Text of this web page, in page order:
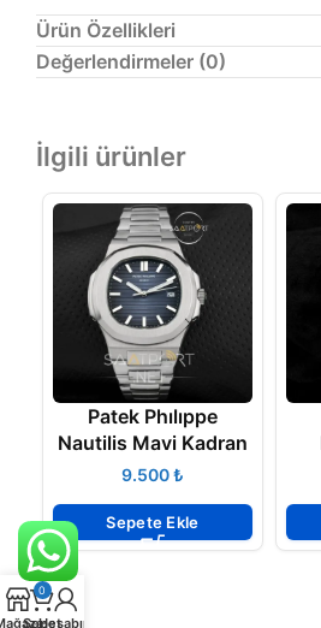
Ürün Özellikleri
Değerlendirmeler (0)
İlgili ürünler
Patek Phılıppe
Nautilis Mavi Kadran
₺
Sepete Ekle
0
Sepet
Hesabım